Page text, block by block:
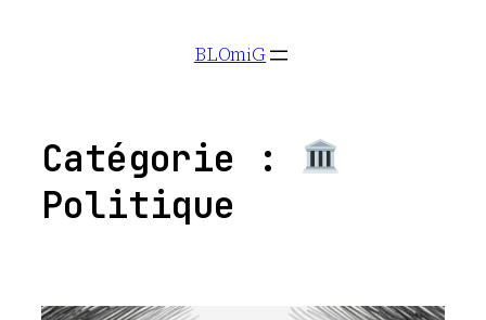
BLOmiG
Catégorie :
Politique